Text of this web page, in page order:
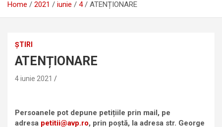
Home 2021 iunie 4 ATENȚIONARE
ȘTIRI
ATENȚIONARE
4 iunie 2021
Persoanele pot depune petițiile prin mail, pe
adresa petitii@avp.ro, prin poștă, la adresa str. George